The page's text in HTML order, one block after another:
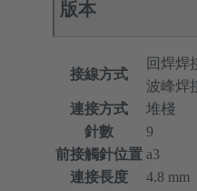
版本
接線方式
回焊焊
波峰焊
連接方式
堆棧
針數
9
前接觸針位置 a3
連接長度
4.8 mm